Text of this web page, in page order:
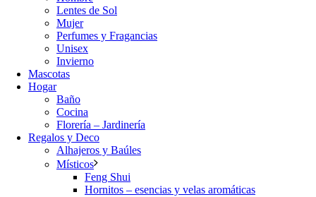
Lentes de Sol
Mujer
Perfumes y Fragancias
Unisex
Invierno
Mascotas
Hogar
Baño
Cocina
Florería – Jardinería
Regalos y Deco
Alhajeros y Baúles
Místicos
Feng Shui
Hornitos – esencias y velas aromáticas